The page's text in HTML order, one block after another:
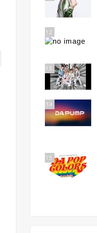
12
13
14
15